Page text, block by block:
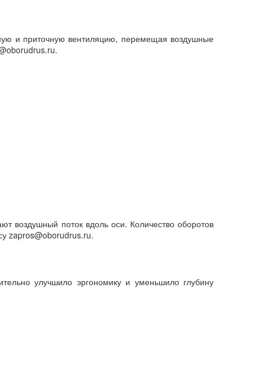
и приточную вентиляцию, перемещая воздушные
воздушный поток вдоль оси. Количество оборотов
zapros@oborudrus.ru.
улучшило эргономику и уменьшило глубину